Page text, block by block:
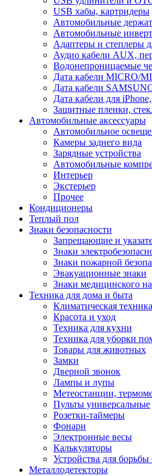
USB хабы, картридеры
Автомобильные
Автомобильные
Адаптеры и степлеры
Аудио кабели AUX,
Водонепроницаемые
Дата кабели MICRO/
Дата кабели
Дата кабели для
Защитные пленки,
Автомобильные аксессуары
Автомобильное
Камеры заднего вида
Зарядные устройства
Автомобильные
Интерьер
Экстерьер
Прочее
Кондиционеры
Теплый пол
Знаки безопасности
Запрещающие и
Знаки
Знаки пожарной
Эвакуационные знаки
Знаки медицинского
Техника для дома и быта
Климатическая техника
Красота и уход
Техника для кухни
Техника для уборки
Товары для животных
Замки
Дверной звонок
Лампы и лупы
Метеостанции,
Пульты универсальные
Розетки-таймеры
Фонари
Электронные весы
Калькуляторы
Устройства для борьбы
Металлодетекторы